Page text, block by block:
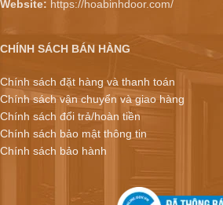
Website: https://hoabinhdoor.com/
CHÍNH SÁCH BÁN HÀNG
Chính sách đặt hàng và thanh toán
Chính sách vận chuyển và giao hàng
Chính sách đổi trả/hoàn tiền
Chính sách bảo mật thông tin
Chính sách bảo hành